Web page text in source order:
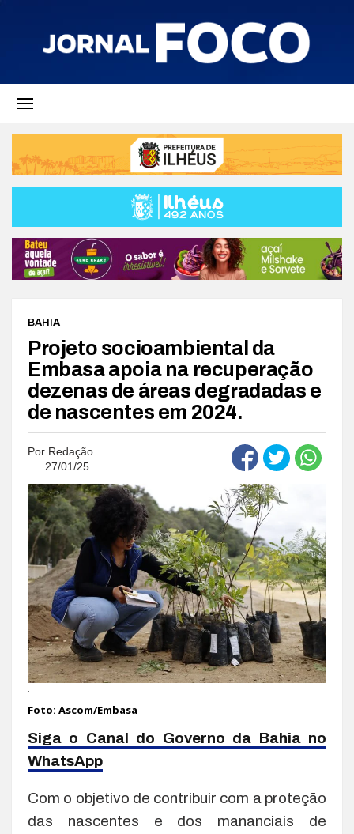
BAHIA
Projeto socioambiental da
Embasa apoia na recuperação
dezenas de áreas degradadas e
de nascentes em 2024.
Por Redação
27/01/25
Foto: Ascom/Embasa
Siga o Canal do Governo da Bahia no
WhatsApp
Com o objetivo de contribuir com a proteção
das nascentes e dos mananciais de